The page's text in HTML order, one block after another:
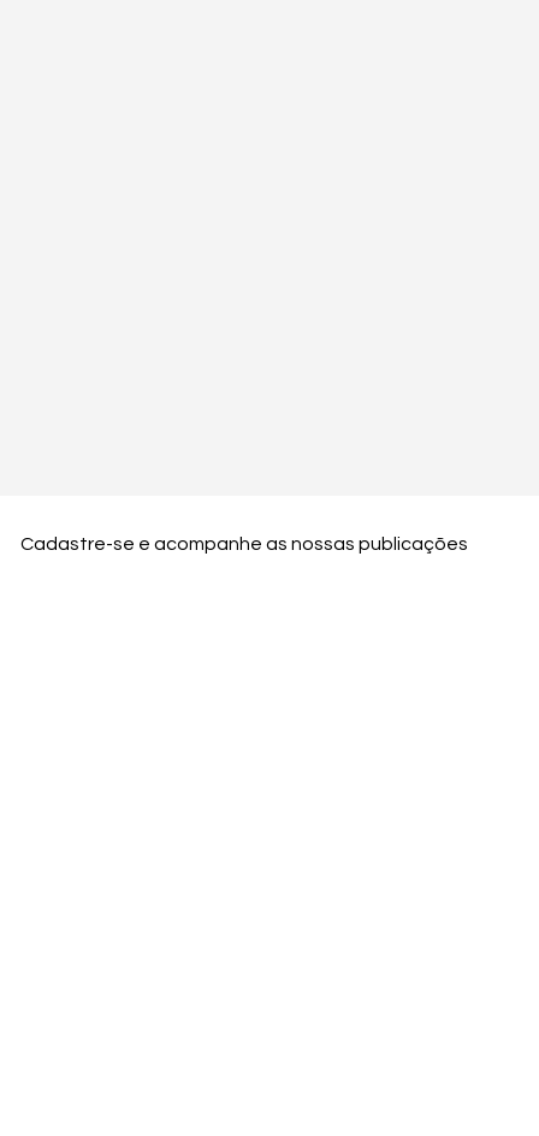
Cadastre-se e acompanhe as nossas publicações